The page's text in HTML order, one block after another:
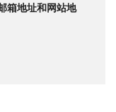
箱地址和网站地